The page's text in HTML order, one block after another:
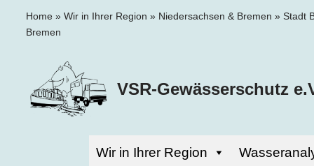
Zum
springen
Home » Wir in Ihrer Region » Niedersachsen & Bremen » Stadt
Bremen
VSR-Gewässerschutz
Wir in Ihrer Region